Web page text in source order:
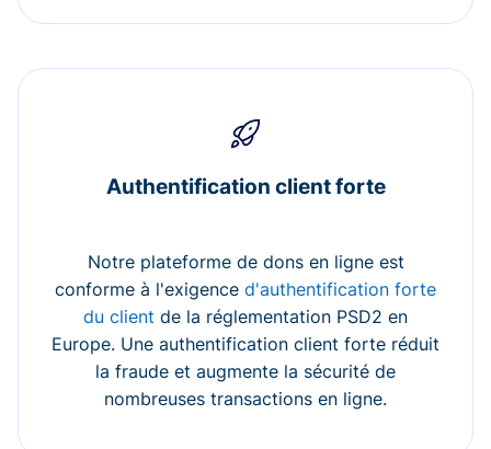
Authentification client forte
Notre plateforme de dons en ligne est
conforme à l'exigence d'authentification forte
du client de la réglementation PSD2 en
Europe. Une authentification client forte réduit
la fraude et augmente la sécurité de
nombreuses transactions en ligne.